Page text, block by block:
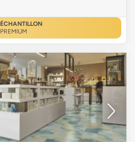
ÉCHANTILLON
PREMIUM